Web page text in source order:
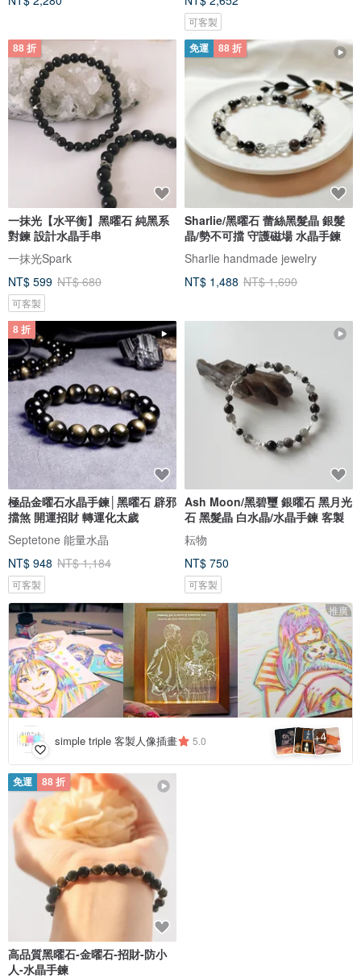
可客製
88 折
一抹光【水平衡】黑曜石 純黑系
對鍊 設計水晶手串
一抹光Spark
NT$ 599 NT$ 680
可客製
免運 88 折
Sharlie/黑曜石 蕾絲黑髮晶 銀髮
晶/勢不可擋 守護磁場 水晶手鍊
Sharlie handmade jewelry
NT$ 1,488 NT$ 1,690
8 折
極品金曜石水晶手鍊│黑曜石 辟邪
擋煞 開運招財 轉運化太歲
Septetone 能量水晶
NT$ 948 NT$ 1,184
可客製
Ash Moon/黑碧璽 銀曜石 黑月光
石 黑髮晶 白水晶/水晶手鍊 客製
耘物
NT$ 750
可客製
推廣
simple triple 客製人像插畫 5.0 +4
免運 88 折
高品質黑曜石-金曜石-招財-防小
人-水晶手鍊